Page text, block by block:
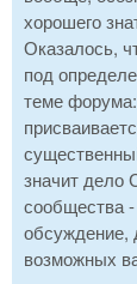
хорошего
Оказалось,
под
теме
значит дело
сообщества
обсуждение,
возможных